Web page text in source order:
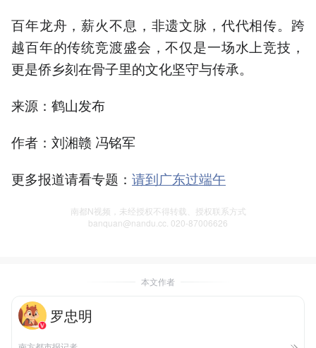
百年龙舟，薪火不息，非遗文脉，代代相传。跨
越百年的传统竞渡盛会，不仅是一场水上竞技，
更是侨乡刻在骨子里的文化坚守与传承。
来源：鹤山发布
作者：刘湘赣 冯铭军
更多报道请看专题： 请到广东过端午
南都N视频，未经授权不得转载、授权联系方式
banquan@nandu.cc. 020-87006626
本文作者
罗忠明